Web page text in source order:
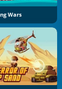
Wars